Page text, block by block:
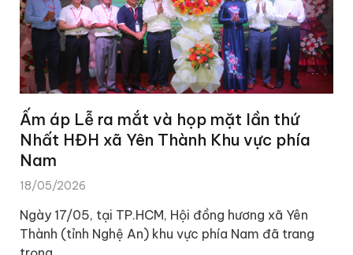
Ấm áp Lễ ra mắt và họp mặt lần thứ
Nhất HĐH xã Yên Thành Khu vực phía
Nam
18/05/2026
Ngày 17/05, tại TP.HCM, Hội đồng hương xã Yên
Thành (tỉnh Nghệ An) khu vực phía Nam đã trang